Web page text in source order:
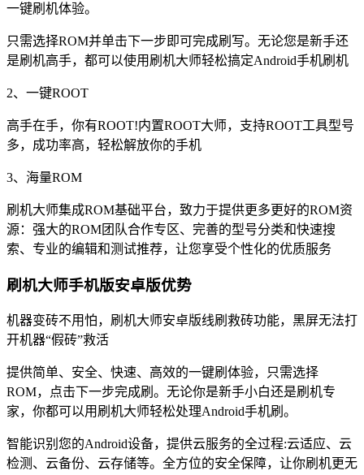
一键刷机体验。
只需选择ROM并单击下一步即可完成刷写。无论您是新手还
是刷机高手，都可以使用刷机大师轻松搞定Android手机刷机
2、一键ROOT
高手在手，你有ROOT!内置ROOT大师，支持ROOT工具型号
多，成功率高，轻松解放你的手机
3、海量ROM
刷机大师集成ROM基础平台，致力于提供更多更好的ROM资
源：强大的ROM团队合作专区、完善的型号分类和快速搜
索、专业的编辑和测试推荐，让您享受个性化的优质服务
刷机大师手机版安卓版优势
机器变砖不用怕，刷机大师安卓版线刷救砖功能，黑屏无法打
开机器“假砖”救活
提供简单、安全、快速、高效的一键刷体验，只需选择
ROM，点击下一步完成刷。无论你是新手小白还是刷机专
家，你都可以用刷机大师轻松处理Android手机刷。
智能识别您的Android设备，提供云服务的全过程:云适应、云
检测、云备份、云存储等。全方位的安全保障，让你刷机更无